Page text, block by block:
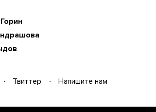
Твиттер Напишите нам